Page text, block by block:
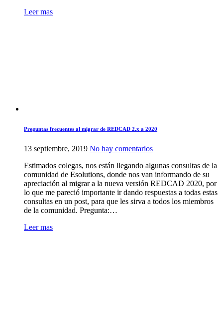
Leer mas
Preguntas frecuentes al migrar de REDCAD 2.x a 2020
13 septiembre, 2019 No hay comentariosen
frecuentes
al
migrar
de
REDCAD
Estimados colegas, nos están llegando algunas consultas de la
comunidad de Esolutions, donde nos van informando de su
apreciación al migrar a la nueva versión REDCAD 2020, por
lo que me pareció importante ir dando respuestas a todas estas
consultas en un post, para que les sirva a todos los miembros
de la comunidad. Pregunta:…
Leer mas